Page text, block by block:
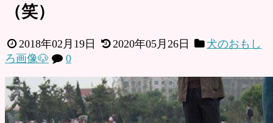
（笑）
2018年02月19日 2020年05月26日
犬のおもし
ろ画像🐶
0